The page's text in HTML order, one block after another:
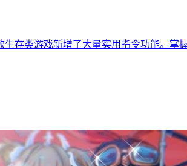
存类游戏新增了大量实用指令功能。